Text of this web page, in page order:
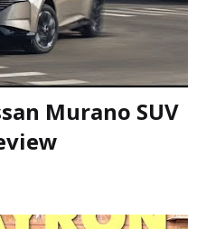
Murano SUV